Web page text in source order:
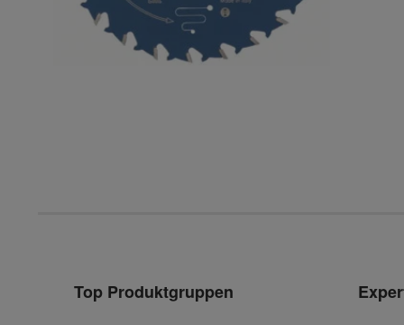
Top Produktgruppen